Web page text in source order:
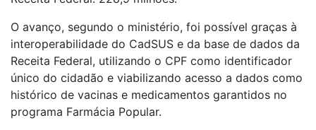
O avanço, segundo o ministério, foi possível graças à
interoperabilidade do CadSUS e da base de dados da
Receita Federal, utilizando o CPF como identificador
único do cidadão e viabilizando acesso a dados como
histórico de vacinas e medicamentos garantidos no
programa Farmácia Popular.